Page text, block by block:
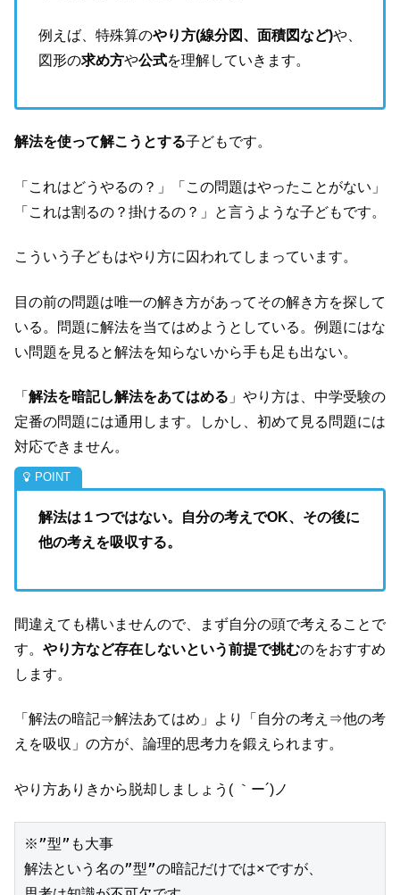
例えば、特殊算のやり方(線分図、面積図など)や、
図形の求め方や公式を理解していきます。
解法を使って解こうとする子どもです。
「これはどうやるの？」「この問題はやったことがない」
「これは割るの？掛けるの？」と言うような子どもです。
こういう子どもはやり方に囚われてしまっています。
目の前の問題は唯一の解き方があってその解き方を探して
いる。問題に解法を当てはめようとしている。例題にはな
い問題を見ると解法を知らないから手も足も出ない。
「 解法を暗記し解法をあてはめる 」やり方は、中学受験の
定番の問題には通用します。しかし、初めて見る問題には
対応できません。
解法は１つではない。自分の考えでOK、その後に
他の考えを吸収する。
間違えても構いませんので、まず自分の頭で考えることで
す。 やり方など存在しないという前提で挑むのをおすすめ
します。
「解法の暗記⇒解法あてはめ」より「自分の考え⇒他の考
えを吸収」の方が、論理的思考力を鍛えられます。
やり方ありきから脱却しましょう( ｀ー´)ノ
※”型”も大事
解法という名の”型”の暗記だけでは×ですが、